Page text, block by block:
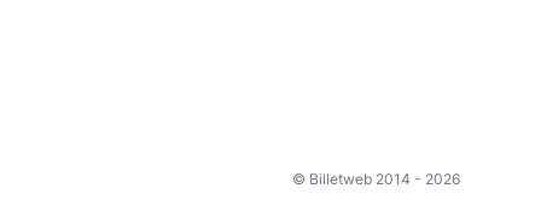
© Billetweb 2014 - 2026